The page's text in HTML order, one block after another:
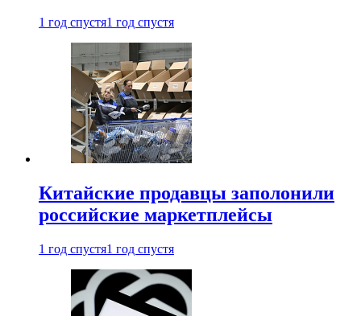
1 год спустя1 год спустя
Китайские продавцы заполонили
российские маркетплейсы
1 год спустя1 год спустя